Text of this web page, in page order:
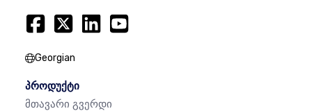
Georgian
პროდუქტი
Მთავარი Გვერდი